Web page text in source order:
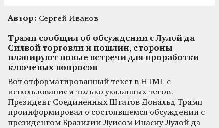
Автор: Сергей Иванов
Трамп сообщил об обсуждении с Лулой да
Силвой торговли и пошлин, стороны
планируют новые встречи для проработки
ключевых вопросов
Вот отформатированный текст в HTML с
использованием только указанных тегов:
Президент Соединенных Штатов Дональд Трамп
проинформировал о состоявшемся обсуждении с
президентом Бразилии Луисом Инасиу Лулой да